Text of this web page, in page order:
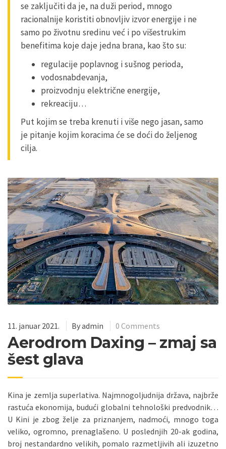
se zaključiti da je, na duži period, mnogo
racionalnije koristiti obnovljiv izvor energije i ne
samo po životnu sredinu već i po višestrukim
benefitima koje daje jedna brana, kao što su:
regulacije poplavnog i sušnog perioda,
vodosnabdevanja,
proizvodnju električne energije,
rekreaciju…
Put kojim se treba krenuti i više nego jasan, samo
je pitanje kojim koracima će se doći do željenog
cilja.
11. januar 2021. Byadmin 0 Comments
Aerodrom Daxing – zmaj sa
šest glava
Kina je zemlja superlativa. Najmnogoljudnija država, najbrže
rastuća ekonomija, budući globalni tehnološki predvodnik…
U Kini je zbog želje za priznanjem, nadmoći, mnogo toga
veliko, ogromno, prenaglašeno. U poslednjih 20-ak godina,
broj nestandardno velikih, pomalo razmetljivih ali izuzetno